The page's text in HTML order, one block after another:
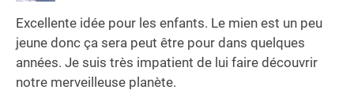
Excellente idée pour les enfants. Le mien est un peu
jeune donc ça sera peut être pour dans quelques
années. Je suis très impatient de lui faire découvrir
notre merveilleuse planète.